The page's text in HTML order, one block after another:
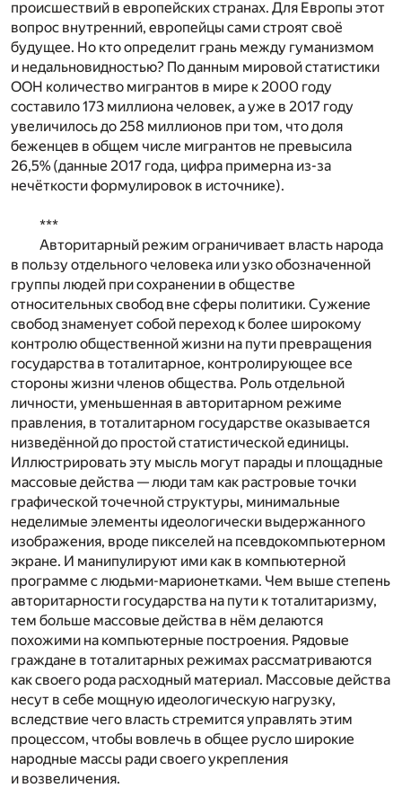
происшествий в европейских странах. Для Европы этот
вопрос внутренний, европейцы сами строят своё
будущее. Но кто определит грань между гуманизмом
и недальновидностью? По данным мировой статистики
ООН количество мигрантов в мире к 2000 году
составило 173 миллиона человек, а уже в 2017 году
увеличилось до 258 миллионов при том, что доля
беженцев в общем числе мигрантов не превысила
26,5% (данные 2017 года, цифра примерна из-за
нечёткости формулировок в источнике).
***
Авторитарный режим ограничивает власть народа
в пользу отдельного человека или узко обозначенной
группы людей при сохранении в обществе
относительных свобод вне сферы политики. Сужение
свобод знаменует собой переход к более широкому
контролю общественной жизни на пути превращения
государства в тоталитарное, контролирующее все
стороны жизни членов общества. Роль отдельной
личности, уменьшенная в авторитарном режиме
правления, в тоталитарном государстве оказывается
низведённой до простой статистической единицы.
Иллюстрировать эту мысль могут парады и площадные
массовые действа — люди там как растровые точки
графической точечной структуры, минимальные
неделимые элементы идеологически выдержанного
изображения, вроде пикселей на псевдокомпьютерном
экране. И манипулируют ими как в компьютерной
программе с людьми-марионетками. Чем выше степень
авторитарности государства на пути к тоталитаризму,
тем больше массовые действа в нём делаются
похожими на компьютерные построения. Рядовые
граждане в тоталитарных режимах рассматриваются
как своего рода расходный материал. Массовые действа
несут в себе мощную идеологическую нагрузку,
вследствие чего власть стремится управлять этим
процессом, чтобы вовлечь в общее русло широкие
народные массы ради своего укрепления
и возвеличения.